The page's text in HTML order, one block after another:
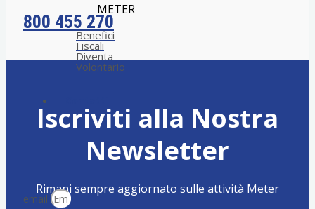
METER
Benefici
Fiscali
Diventa
Volontario
800 455 270
Iscriviti alla Nostra
Newsletter
Rimani sempre aggiornato sulle attività Meter
email